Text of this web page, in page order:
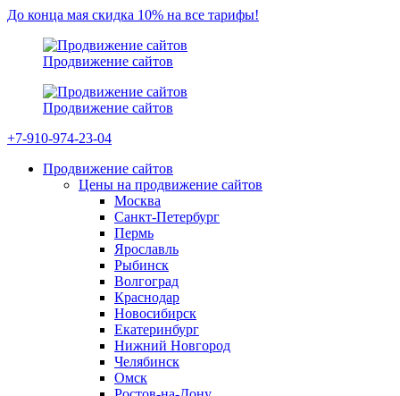
До конца мая скидка 10% на все тарифы!
Продвижение сайтов
Продвижение сайтов
+7-910-974-23-04
Продвижение сайтов
Цены на продвижение сайтов
Москва
Санкт-Петербург
Пермь
Ярославль
Рыбинск
Волгоград
Краснодар
Новосибирск
Екатеринбург
Нижний Новгород
Челябинск
Омск